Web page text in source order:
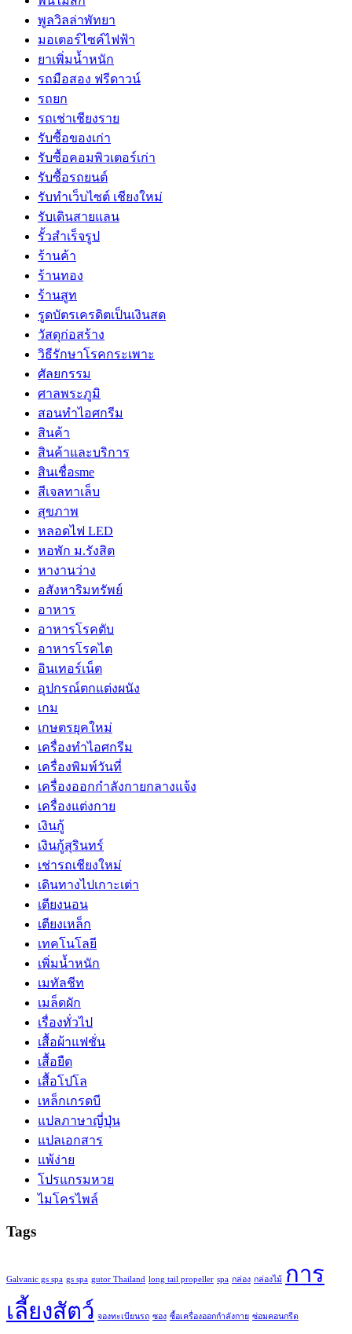
พูลวิลล่าพัทยา
มอเตอร์ไซค์ไฟฟ้า
ยาเพิ่มน้ำหนัก
รถมือสอง ฟรีดาวน์
รถยก
รถเช่าเชียงราย
รับซื้อของเก่า
รับซื้อคอมพิวเตอร์เก่า
รับซื้อรถยนต์
รับทำเว็บไซต์ เชียงใหม่
รับเดินสายแลน
รั้วสำเร็จรูป
ร้านค้า
ร้านทอง
ร้านสูท
รูดบัตรเครดิตเป็นเงินสด
วัสดุก่อสร้าง
วิธีรักษาโรคกระเพาะ
ศัลยกรรม
ศาลพระภูมิ
สอนทำไอศกรีม
สินค้า
สินค้าและบริการ
สินเชื่อsme
สีเจลทาเล็บ
สุขภาพ
หลอดไฟ LED
หอพัก ม.รังสิต
หางานว่าง
อสังหาริมทรัพย์
อาหาร
อาหารโรคตับ
อาหารโรคไต
อินเทอร์เน็ต
อุปกรณ์ตกแต่งผนัง
เกม
เกษตรยุคใหม่
เครื่องทำไอศกรีม
เครื่องพิมพ์วันที่
เครื่องออกกำลังกายกลางแจ้ง
เครื่องแต่งกาย
เงินกู้
เงินกู้สุรินทร์
เช่ารถเชียงใหม่
เดินทางไปเกาะเต่า
เตียงนอน
เตียงเหล็ก
เทคโนโลยี
เพิ่มน้ำหนัก
เมทัลชีท
เมล็ดผัก
เรื่องทั่วไป
เสื้อผ้าแฟชั่น
เสื้อยืด
เสื้อโปโล
เหล็กเกรดบี
แปลภาษาญี่ปุ่น
แปลเอกสาร
แพ้ง่าย
โปรแกรมหวย
ไมโครไพล์
Tags
Galvanic gs spa gs spa gutor Thailand long tail propeller spa กล่อง กล่องไม้
การ
เลี้ยงสัตว์ จองทะเบียนรถ ซอง ซื้อเครื่องออกกำลังกาย ซ่อมคอนกรีต